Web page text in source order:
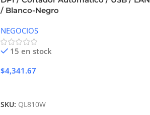
/ Blanco-Negro
NEGOCIOS
15 en stock
$4,341.67
SKU: QL810W